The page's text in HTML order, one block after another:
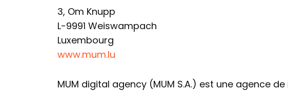
3, Om Knupp
L-9991 Weiswampach
Luxembourg
www.mum.lu
MUM digital agency (MUM S.A.) est une agence